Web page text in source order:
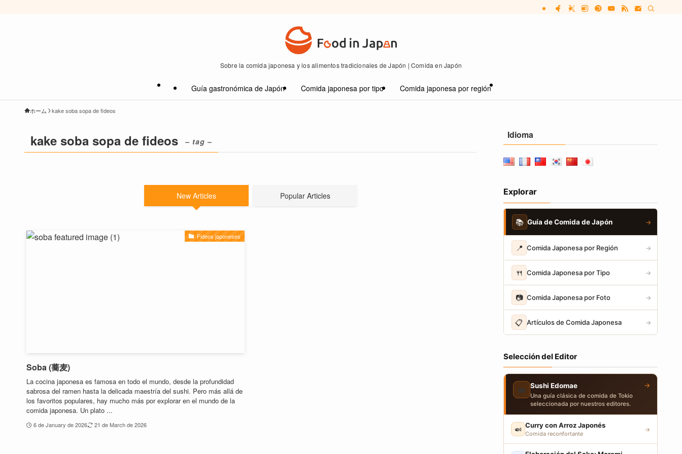
Sobre la comida japonesa y los alimentos tradicionales de Japón | Comida en Japón
Guía gastronómica de Japón Comida japonesa por tipo Comida japonesa por región
ホーム kake soba sopa de fideos
kake soba sopa de fideos – tag –
New Articles Popular Articles
Fideos japoneses
Soba (蕎麦)
La cocina japonesa es famosa en todo el mundo, desde la profundidad
sabrosa del ramen hasta la delicada maestría del sushi. Pero más allá de
los favoritos populares, hay mucho más por explorar en el mundo de la
comida japonesa. Un plato ...
6 de January de 2026 21 de March de 2026
Idioma
Explorar
📚 Guía de Comida de Japón →
📍 Comida Japonesa por Región →
🍴 Comida Japonesa por Tipo →
📷 Comida Japonesa por Foto →
📋 Artículos de Comida Japonesa →
Selección del Editor
🍣 Sushi Edomae
Una guía clásica de comida de Tokio
seleccionada por nuestros editores.
→
🍛 Curry con Arroz Japonés
Comida reconfortante
→